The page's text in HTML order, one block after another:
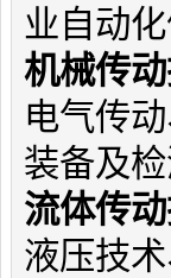
业自动
机械传动
电气传
装备及
流体传动
液压技